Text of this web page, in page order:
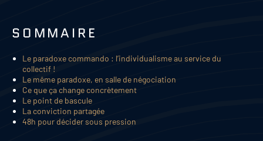
SOMMAIRE
Le paradoxe commando : l’individualisme au service du
collectif !
Le même paradoxe, en salle de négociation
Ce que ça change concrètement
Le point de bascule
La conviction partagée
48h pour décider sous pression